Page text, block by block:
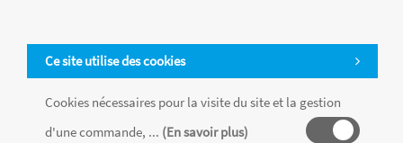
Ce site utilise des cookies
Cookies nécessaires pour la visite du site et la gestion
d'une commande, ... (En savoir plus)